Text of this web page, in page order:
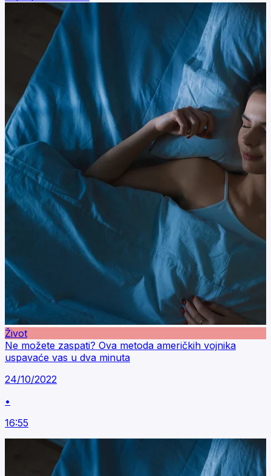
Život
Ne možete zaspati? Ova metoda američkih vojnika
uspavaće vas u dva minuta
24/10/2022
•
16:55